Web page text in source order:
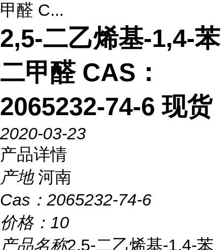
甲醛 C...
2,5-二乙烯基-1,4-苯
二甲醛 CAS：
2065232-74-6 现货
2020-03-23
产品详情
产地 河南
Cas： 2065232-74-6
价格： 10
产品名称2,5-二乙烯基-1,4-苯